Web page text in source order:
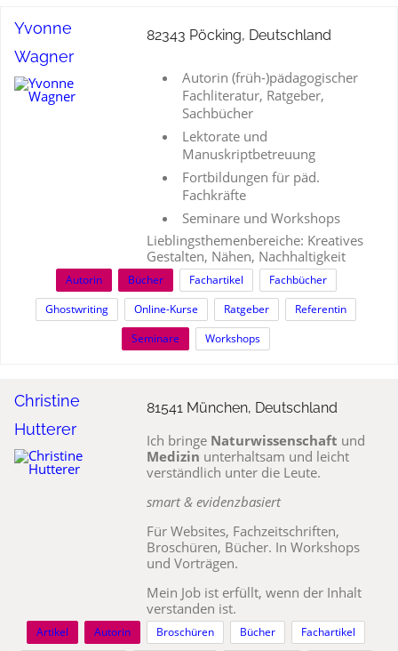
Yvonne
Wagner
82343 Pöcking, Deutschland
Autorin (früh-)pädagogischer
Fachliteratur, Ratgeber,
Sachbücher
Lektorate und
Manuskriptbetreuung
Fortbildungen für päd.
Fachkräfte
Seminare und Workshops
Lieblingsthemenbereiche: Kreatives
Gestalten, Nähen, Nachhaltigkeit
Autorin Bücher Fachartikel
Fachbücher
Ghostwriting
Online-Kurse Ratgeber
Referentin
Seminare
Workshops
Christine
Hutterer
81541 München, Deutschland
Ich bringe Naturwissenschaft und
Medizin unterhaltsam und leicht
verständlich unter die Leute.
smart & evidenzbasiert
Für Websites, Fachzeitschriften,
Broschüren, Bücher. In Workshops
und Vorträgen.
Mein Job ist erfüllt, wenn der Inhalt
verstanden ist.
Artikel Autorin Broschüren Bücher Fachartikel